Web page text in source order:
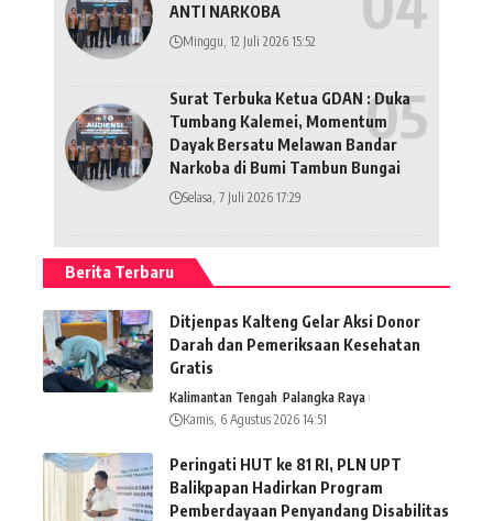
ANTI NARKOBA
Minggu, 12 Juli 2026 15:52
Surat Terbuka Ketua GDAN : Duka
Tumbang Kalemei, Momentum
Dayak Bersatu Melawan Bandar
Narkoba di Bumi Tambun Bungai
Selasa, 7 Juli 2026 17:29
Berita Terbaru
Ditjenpas Kalteng Gelar Aksi Donor
Darah dan Pemeriksaan Kesehatan
Gratis
Kalimantan Tengah Palangka Raya
Kamis, 6 Agustus 2026 14:51
Peringati HUT ke 81 RI, PLN UPT
Balikpapan Hadirkan Program
Pemberdayaan Penyandang Disabilitas